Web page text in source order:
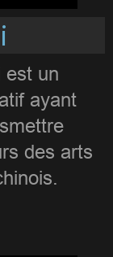
est un
ayant
des arts